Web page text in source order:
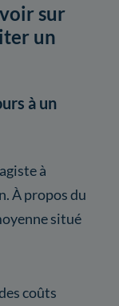
sur
un
à un
à
À propos du
situé
coûts